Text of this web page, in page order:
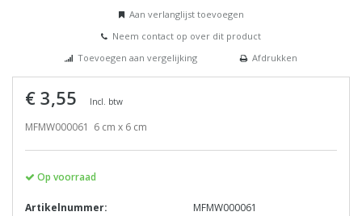
Aan verlanglijst toevoegen
Neem contact op over dit product
Toevoegen aan vergelijking
Afdrukken
€ 3,55 Incl. btw
MFMW000061 6 cm x 6 cm
Op voorraad
Artikelnummer: MFMW000061